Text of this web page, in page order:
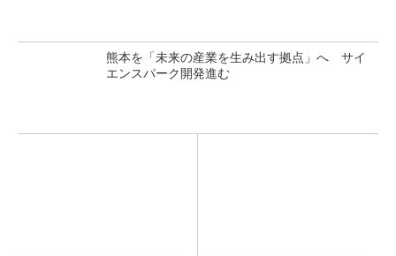
熊本を「未来の産業を生み出す拠点」へ サイ
エンスパーク開発進む